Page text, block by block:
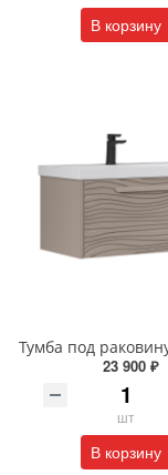
В корзину
23 900 ₽
шт
В корзину